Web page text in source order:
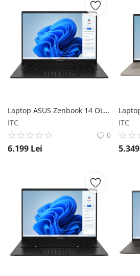
Laptop ASUS Zenbook 14 OLED (UM3406) ASUS
ITC
0
6.199 Lei
ITC
5.349